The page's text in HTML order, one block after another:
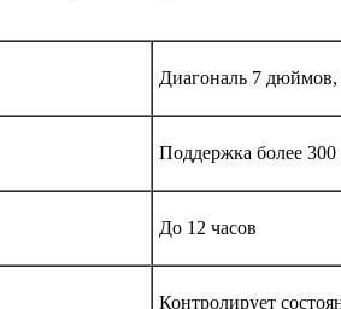
Диагональ 7 дюймов,
Поддержка более
До 12 часов
Контролирует